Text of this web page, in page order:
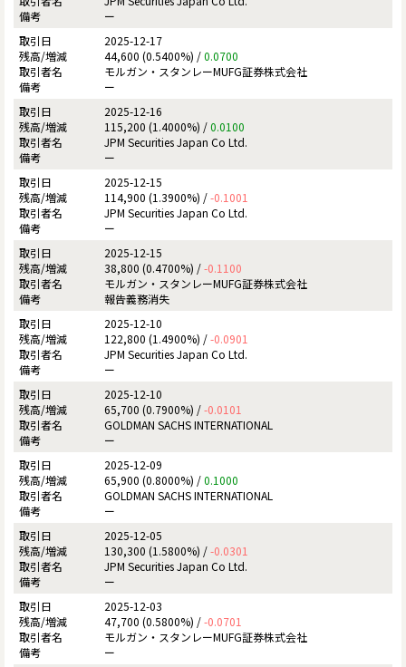
ー
2025-12-17
44,600 (0.5400%) /0.0700
モルガン・スタンレーMUFG証券株式会社
ー
2025-12-16
115,200 (1.4000%) /0.0100
JPM Securities Japan Co Ltd.
ー
2025-12-15
114,900 (1.3900%) /-0.1001
JPM Securities Japan Co Ltd.
ー
2025-12-15
38,800 (0.4700%) /-0.1100
モルガン・スタンレーMUFG証券株式会社
報告義務消失
2025-12-10
122,800 (1.4900%) /-0.0901
JPM Securities Japan Co Ltd.
ー
2025-12-10
65,700 (0.7900%) /-0.0101
GOLDMAN SACHS INTERNATIONAL
ー
2025-12-09
65,900 (0.8000%) /0.1000
GOLDMAN SACHS INTERNATIONAL
ー
2025-12-05
130,300 (1.5800%) /-0.0301
JPM Securities Japan Co Ltd.
ー
2025-12-03
47,700 (0.5800%) /-0.0701
モルガン・スタンレーMUFG証券株式会社
ー